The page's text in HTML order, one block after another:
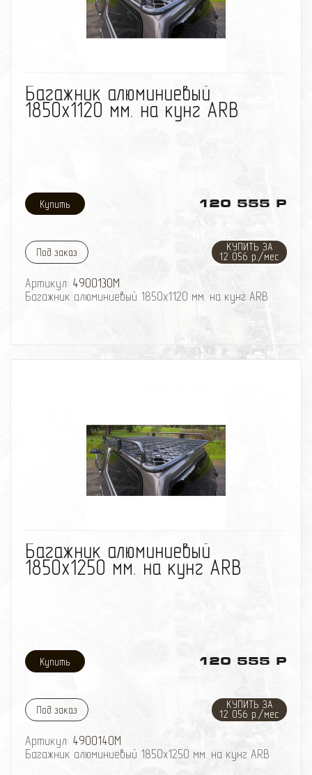
быть выполнен с сеткой или поперечинами из т Р
Багажник алюминиевый
1850х1120 мм. на кунг ARB
120 555 Р
Под заказ
КУПИТЬ ЗА
12 056 р./мес
Артикул: 4900130M
Багажник алюминиевый 1850х1120 мм. на кунг ARB
Багажник алюминиевый
1850х1250 мм. на кунг ARB
120 555 Р
Под заказ
КУПИТЬ ЗА
12 056 р./мес
Артикул: 4900140M
Багажник алюминиевый 1850х1250 мм. на кунг ARB